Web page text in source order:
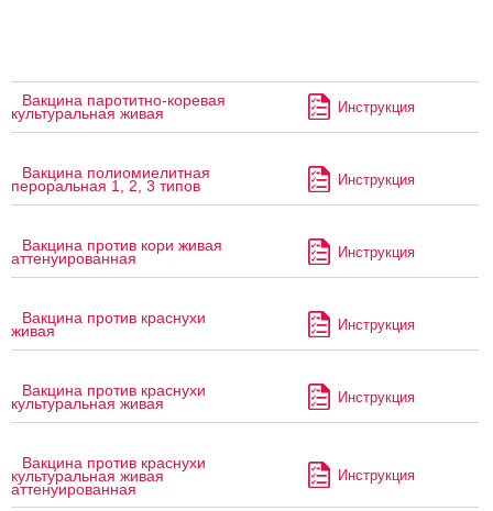
Вакцина паротитно-коревая
культуральная живая Инструкция
Вакцина полиомиелитная
пероральная 1, 2, 3 типов Инструкция
Вакцина против кори живая
аттенуированная Инструкция
Вакцина против краснухи
живая Инструкция
Вакцина против краснухи
культуральная живая Инструкция
Вакцина против краснухи
культуральная живая
аттенуированная
Инструкция